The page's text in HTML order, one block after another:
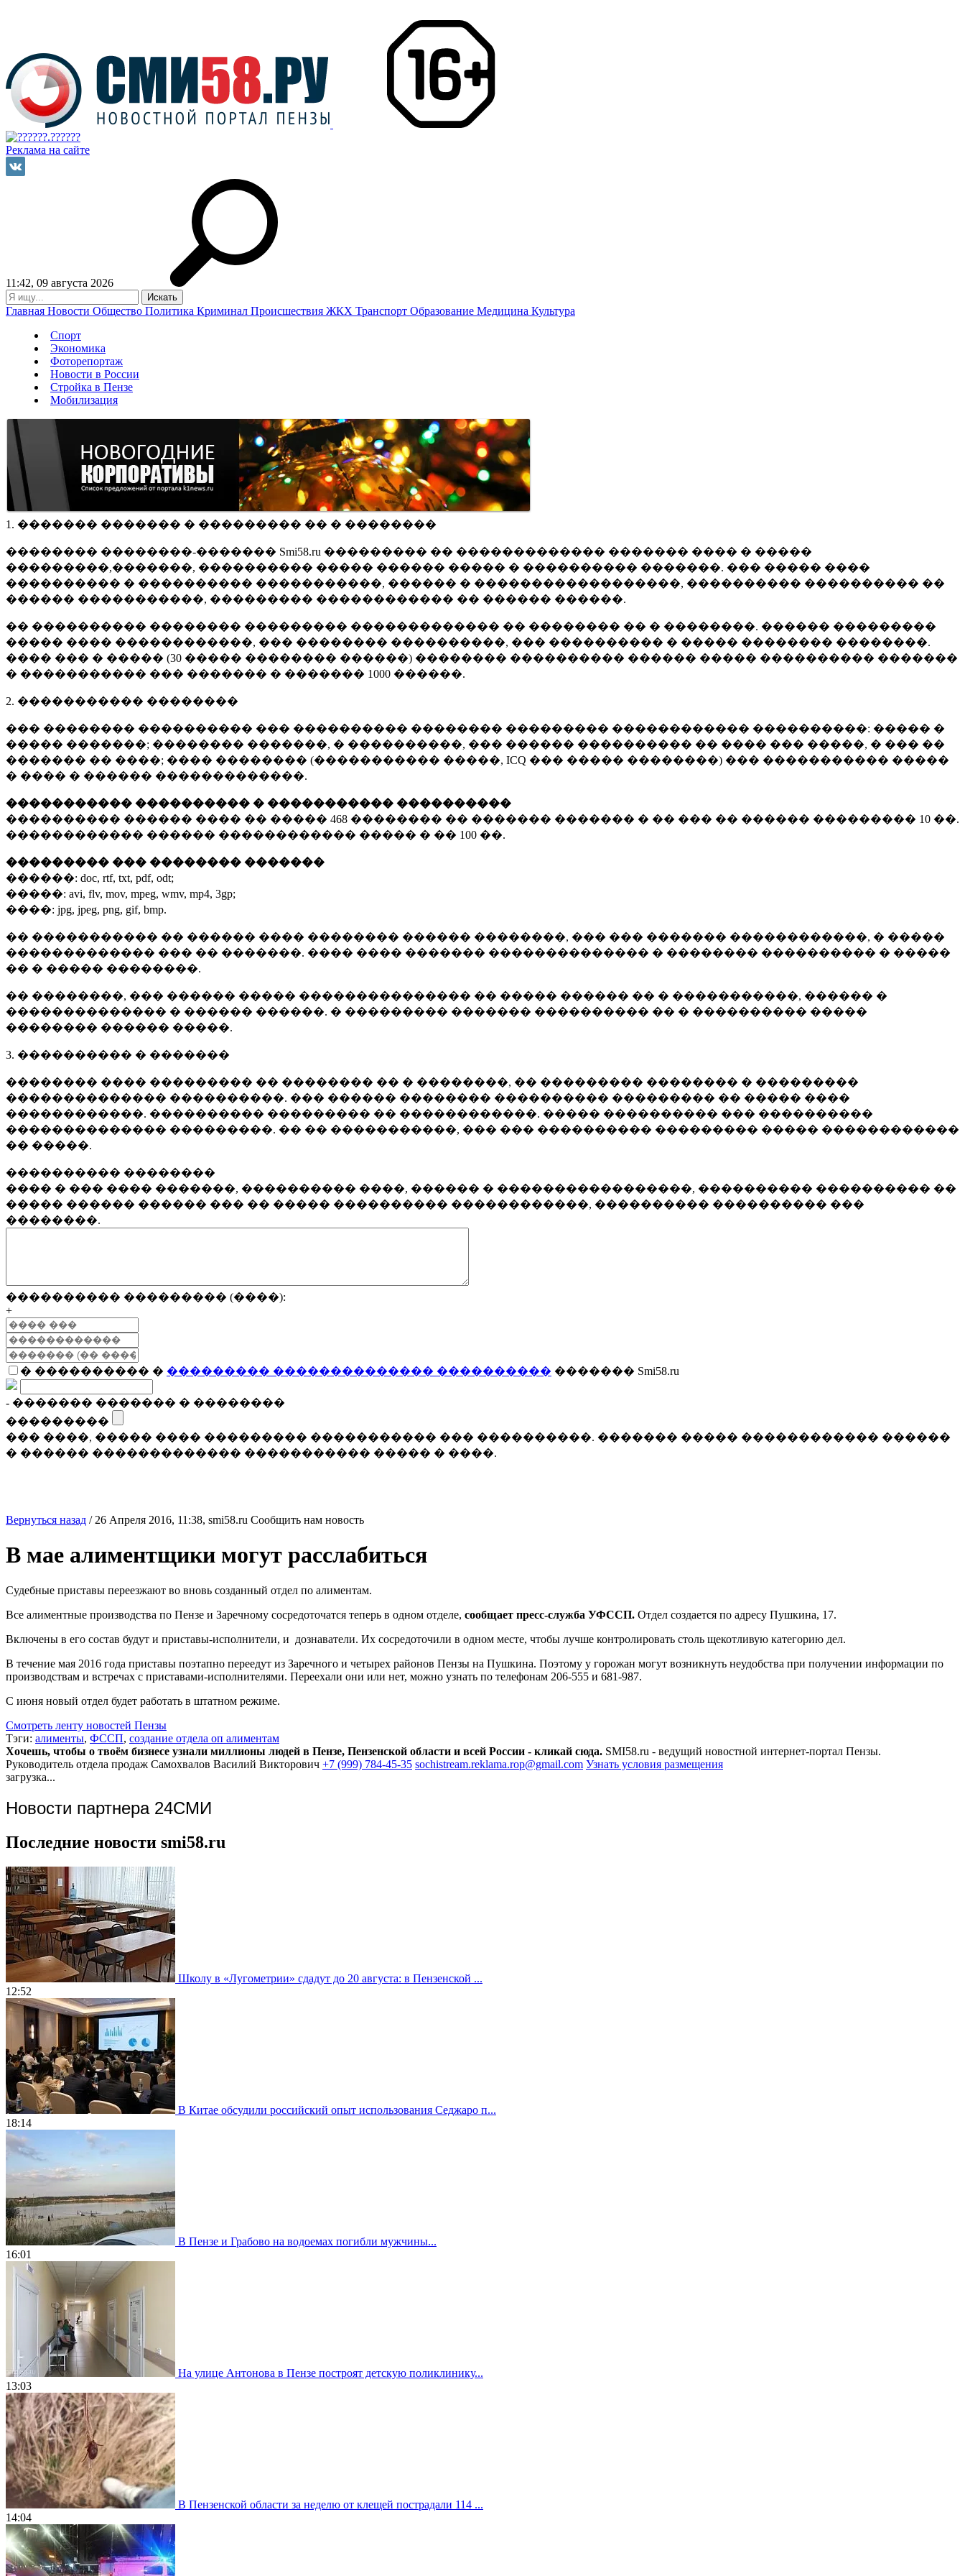
Реклама на сайте
11:42, 09 августа 2026
Главная Новости Общество Политика Криминал Происшествия ЖКХ Транспорт Образование Медицина Культура
Спорт
Экономика
Фоторепортаж
Новости в России
Стройка в Пензе
Мобилизация
1. ������� ������� � ��������� �� � ��������
�������� ��������-������� Smi58.ru ��������� �� ������������� ������� ���� � �����
���������,�������, ���������� ����� ������ ����� � ���������� �������. ��� ����� ����
���������� � ���������� �����������, ������ � ������������������, ���������� ���������� ��
������ �����������, ��������� ������������ �� ������ ������.
�� ���������� �������� ��������� ������������� �� �������� �� � ��������. ������ ���������
����� ���� ������������, ��� �������� ����������, ��� ���������� � ����� �������� ��������.
���� ��� � ����� (30 ����� �������� ������) �������� ���������� ������ ����� ���������� �������
� ����������� ��� ������� � ������� 1000 ������.
2. ����������� ��������
��� �������� ���������� ��� ���������� �������� ��������� ������������ ����������: ����� �
����� �������; �������� �������, � ����������, ��� ������ ���������� �� ���� ��� �����, � ��� ��
������� �� ����; ���� �������� (����������� �����, ICQ ��� ����� ��������) ��� ����������� �����
� ���� � ������ �������������.
����������� ���������� � ����������� ����������
���������� ������ ���� �� ����� 468 �������� �� ������� ������� � �� ��� �� ������ ��������� 10 ��.
������������ ������ ������������ ����� � �� 100 ��.
��������� ��� �������� �������
������: doc, rtf, txt, pdf, odt;
�����: avi, flv, mov, mpeg, wmv, mp4, 3gp;
����: jpg, jpeg, png, gif, bmp.
�� ����������� �� ������ ���� �������� ������ ��������, ��� ��� ������� ������������, � �����
������������� ��� �� �������. ���� ���� ������� �������������� � �������� ���������� � �����
�� � ����� ��������.
�� ��������, ��� ������ ����� ��������������� �� ����� ������ �� � �����������, ������ �
�������������� � ������ ������. � ��������� ������� ���������� �� � ���������� �����
�������� ������ �����.
3. ���������� � �������
�������� ���� ��������� �� �������� �� � ��������, �� ��������� �������� � ���������
�������������� ����������. ��� ������ �������� ���������� ��������� �� ����� ����
������������. ���������� ��������� �� ������������. ����� ���������� ��� ����������
�������������� ���������. �� �� �����������, ��� ��� ���������� ��������� ����� ������������
�� �����.
���������� ��������
���� � ��� ���� �������, ���������� ����, ������ � �����������������, ���������� ���������� ��
����� ������ ������ ��� �� ����� ���������� ������������, ���������� ���������� ���
��������.
���������� ��������� (����):
+
� ���������� � ��������� �������������� ���������� ������� Smi58.ru
- ������� ������� � ��������
���������
��� ����, ����� ���� ��������� ����������� ��� ����������. ������� ����� ������������ ������
� ������ ������������� ����������� ����� � ����.
Вернуться назад / 26 Апреля 2016, 11:38, smi58.ru Сообщить нам новость
В мае алиментщики могут расслабиться
Судебные приставы переезжают во вновь созданный отдел по алиментам.
Все алиментные производства по Пензе и Заречному сосредоточатся теперь в одном отделе, сообщает пресс-служба УФССП. Отдел создается по адресу Пушкина, 17.
Включены в его состав будут и приставы-исполнители, и дознаватели. Их сосредоточили в одном месте, чтобы лучше контролировать столь щекотливую категорию дел.
В течение мая 2016 года приставы поэтапно переедут из Заречного и четырех районов Пензы на Пушкина. Поэтому у горожан могут возникнуть неудобства при получении информации по
производствам и встречах с приставами-исполнителями. Переехали они или нет, можно узнать по телефонам 206-555 и 681-987.
С июня новый отдел будет работать в штатном режиме.
Смотреть ленту новостей Пензы
Тэги: алименты, ФССП, создание отдела оп алиментам
Хочешь, чтобы о твоём бизнесе узнали миллионы людей в Пензе, Пензенской области и всей России - кликай сюда. SMI58.ru - ведущий новостной интернет-портал Пензы.
Руководитель отдела продаж Самохвалов Василий Викторович +7 (999) 784-45-35 sochistream.reklama.rop@gmail.com Узнать условия размещения
загрузка...
Новости партнера 24СМИ
Последние новости smi58.ru
Школу в «Лугометрии» сдадут до 20 августа: в Пензенской ...
12:52
В Китае обсудили российский опыт использования Седжаро п...
18:14
В Пензе и Грабово на водоемах погибли мужчины...
16:01
На улице Антонова в Пензе построят детскую поликлинику...
13:03
В Пензенской области за неделю от клещей пострадали 114 ...
14:04